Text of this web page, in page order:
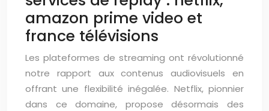
amazon prime video et
france télévisions
Les plateformes de streaming ont révolutionné
notre rapport aux contenus audiovisuels en
offrant une flexibilité inégalée. Netflix, pionnier
dans ce domaine, propose désormais des